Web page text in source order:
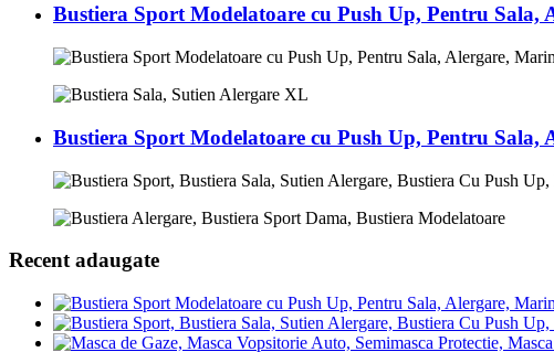
Bustiera Sport Modelatoare cu Push Up, Pentru Sala,
Bustiera Sport Modelatoare cu Push Up, Pentru Sala,
Recent adaugate